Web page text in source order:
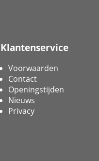
Klantenservice
Voorwaarden
Contact
Openingstijden
Nieuws
Privacy